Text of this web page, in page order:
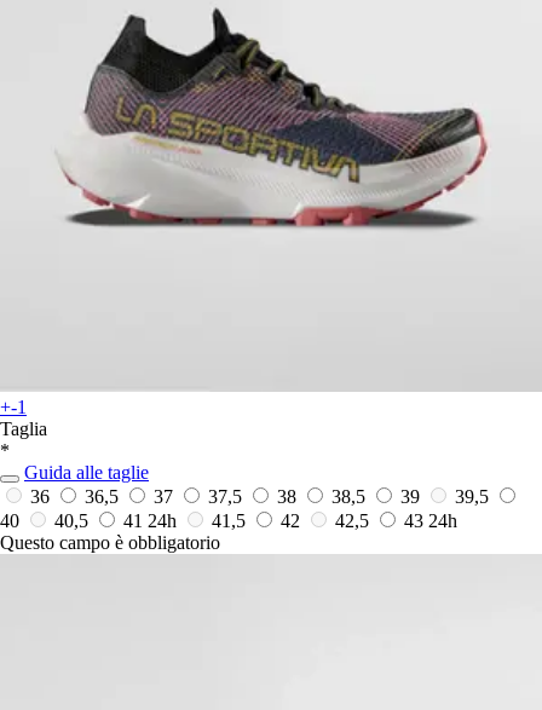
+-1
Taglia
*
Guida alle taglie
36
36,5 37 37,5 38 38,5 39
39,5
40
40,5 41 24h 41,5 42 42,5 43 24h
Questo campo è obbligatorio